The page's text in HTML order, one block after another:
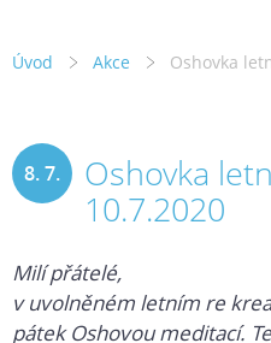
Úvod Akce Oshovka
8. 7.
Oshovka
10.7.2020
Milí přátelé,
v uvolněném letním re
pátek Oshovou meditací.